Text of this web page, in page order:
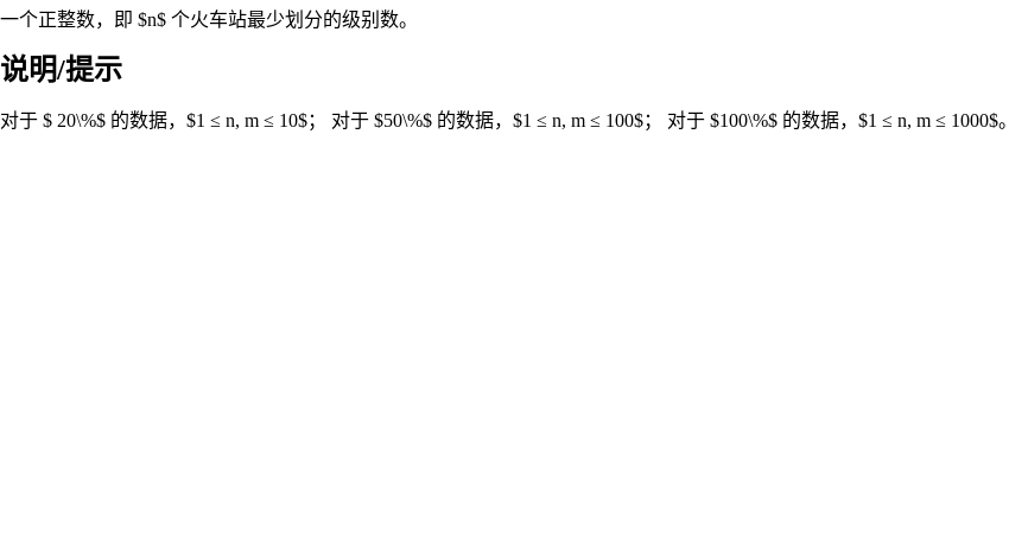
一个正整数，即 $n$ 个火车站最少划分的级别数。
说明/提示
对于 $ 20\%$ 的数据，$1 ≤ n, m ≤ 10$； 对于 $50\%$ 的数据，$1 ≤ n, m ≤ 100$； 对于 $100\%$ 的数据，$1 ≤ n, m ≤ 1000$。